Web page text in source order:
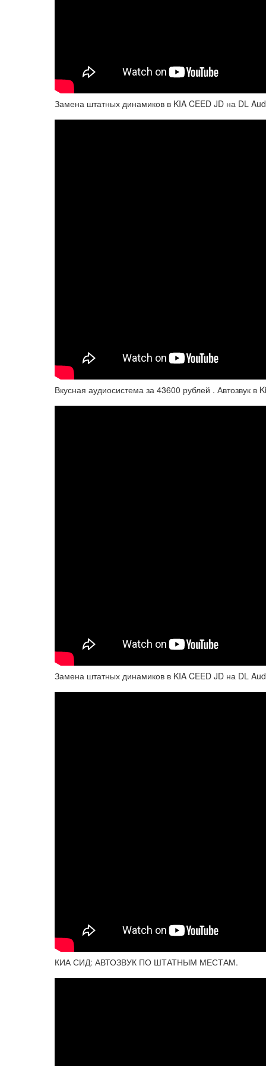
Замена штатных динамиков в KIA CEED JD на DL
Вкусная аудиосистема за 43600 рублей . Автозвук
Замена штатных динамиков в KIA CEED JD на DL
КИА СИД: АВТОЗВУК ПО ШТАТНЫМ МЕСТАМ.